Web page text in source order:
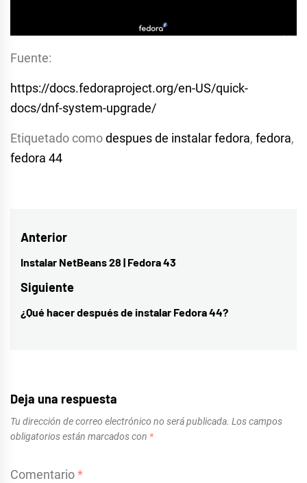
Fuente:
https://docs.fedoraproject.org/en-US/quick-
docs/dnf-system-upgrade/
Etiquetado comodespues de instalar fedora, fedora,
fedora 44
Navegación
de
entradas
Anterior
Entrada
anterior:
Instalar NetBeans 28 | Fedora 43
Siguiente
Entrada
¿Qué hacer después de instalar Fedora 44?
Deja una respuesta
Tu dirección de correo electrónico no será publicada. Los campos
obligatorios están marcados con *
Comentario*